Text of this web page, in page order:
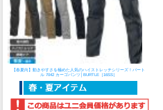
【春夏向】動きやすさを極めた人気のハイストレッチシリーズ！ バート
ル 7042 カーゴパンツ│BURTLE［16SS］